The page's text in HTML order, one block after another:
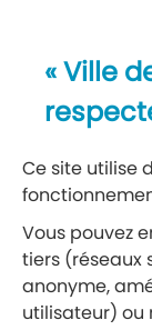
« Ville
Ce site utilise
Vous pouvez
tiers (réseaux
anonyme,
utilisateur) ou